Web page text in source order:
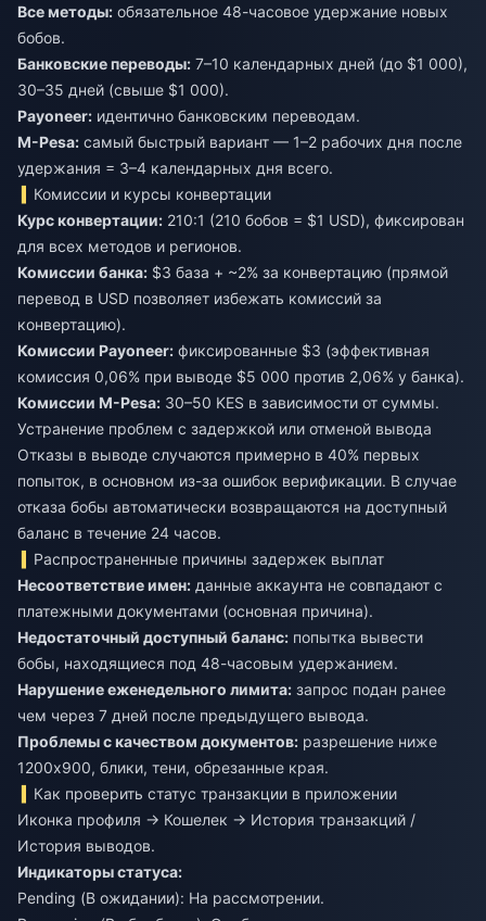
Все методы: обязательное 48-часовое удержание новых
бобов.
Банковские переводы: 7–10 календарных дней (до $1 000),
30–35 дней (свыше $1 000).
Payoneer: идентично банковским переводам.
M-Pesa: самый быстрый вариант — 1–2 рабочих дня после
удержания = 3–4 календарных дня всего.
Комиссии и курсы конвертации
Курс конвертации: 210:1 (210 бобов = $1 USD), фиксирован
для всех методов и регионов.
Комиссии банка: $3 база + ~2% за конвертацию (прямой
перевод в USD позволяет избежать комиссий за
конвертацию).
Комиссии Payoneer: фиксированные $3 (эффективная
комиссия 0,06% при выводе $5 000 против 2,06% у банка).
Комиссии M-Pesa: 30–50 KES в зависимости от суммы.
Устранение проблем с задержкой или отменой вывода
Отказы в выводе случаются примерно в 40% первых
попыток, в основном из-за ошибок верификации. В случае
отказа бобы автоматически возвращаются на доступный
баланс в течение 24 часов.
Распространенные причины задержек выплат
Несоответствие имен: данные аккаунта не совпадают с
платежными документами (основная причина).
Недостаточный доступный баланс: попытка вывести
бобы, находящиеся под 48-часовым удержанием.
Нарушение еженедельного лимита: запрос подан ранее
чем через 7 дней после предыдущего вывода.
Проблемы с качеством документов: разрешение ниже
1200x900, блики, тени, обрезанные края.
Как проверить статус транзакции в приложении
Иконка профиля → Кошелек → История транзакций /
История выводов.
Индикаторы статуса:
Pending (В ожидании): На рассмотрении.